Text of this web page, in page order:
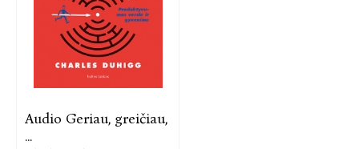
Audio Geriau, greičiau,
...